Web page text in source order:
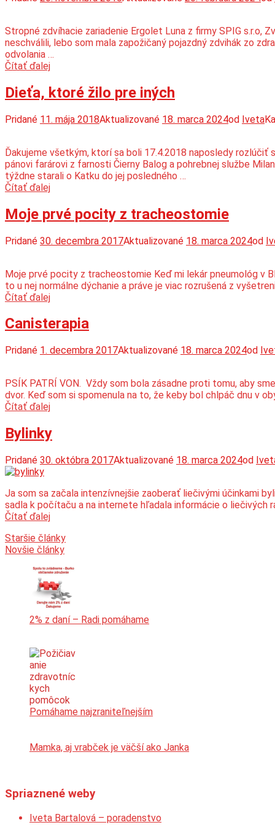
Stropné zdvíhacie zariadenie Ergolet Luna z firmy SPIG s.r.o,
neschválili, lebo som mala zapožičaný pojazdný zdvihák zo
odvolania …
Čítať ďalejStropné
zariadenie
Dieťa, ktoré žilo pre iných
Pridané 11. mája 2018Aktualizované 18. marca 2024od Iveta
Ďakujeme všetkým, ktorí sa boli 17.4.2018 naposledy rozlúčiť
pánovi farárovi z farnosti Čierny Balog a pohrebnej službe
týždne starali o Katku do jej posledného …
Čítať ďalejDieťa,
žilo
pre
Moje prvé pocity z tracheostomie
Pridané 30. decembra 2017Aktualizované 18. marca 2024od
Moje prvé pocity z tracheostomie Keď mi lekár pneumológ v
to u nej normálne dýchanie a práve je viac rozrušená z
Čítať ďalejMoje
pocity
z
Canisterapia
Pridané 1. decembra 2017Aktualizované 18. marca 2024od
PSÍK PATRÍ VON. Vždy som bola zásadne proti tomu, aby
dvor. Keď som si spomenula na to, že keby bol chlpáč dnu v
Čítať ďalejCanisterapia
Bylinky
Pridané 30. októbra 2017Aktualizované 18. marca 2024od
Ja som sa začala intenzívnejšie zaoberať liečivými účinkami
sadla k počítaču a na internete hľadala informácie o liečivých
Čítať ďalejBylinky
Navigácia
v
článkoch
Staršie články
Novšie články
2% z daní – Radi pomáhame
Pomáhame najzraniteľnejším
Mamka, aj vrabček je väčší ako Janka
Spriaznené weby
Iveta Bartalová – poradenstvo